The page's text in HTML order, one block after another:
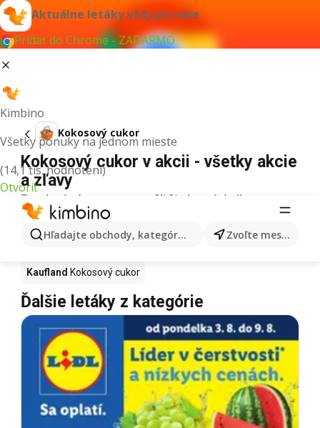
Aktuálne letáky vždy po ruke
Pridať do Chrome - ZADARMO
Kimbino
Všetky ponuky na jednom mieste
(14,1 tis. hodnotení)
Otvoriť
Hľadajte obchody, kategórie, produkty... Zvoľte mesto
Kokosový cukor
Kokosový cukor v akcii - všetky akcie
a zľavy
Pre daný výraz sme nenašli žiadne výsledky.
Kokosový cukor v akcii - Kde kúpiť?
Tesco Kokosový cukor LidlKokosový cukor
Kaufland Kokosový cukor
Ďalšie letáky z kategórie